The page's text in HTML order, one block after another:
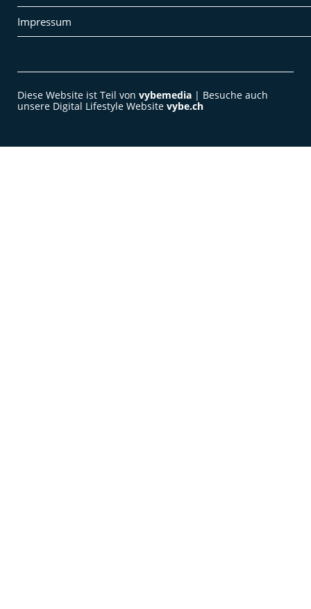
Impressum
Diese Website ist Teil von vybemedia | Besuche auch
unsere Digital Lifestyle Website vybe.ch